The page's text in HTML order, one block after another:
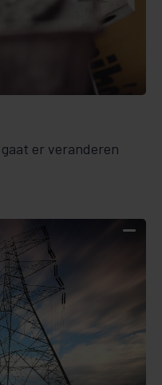
er veranderen